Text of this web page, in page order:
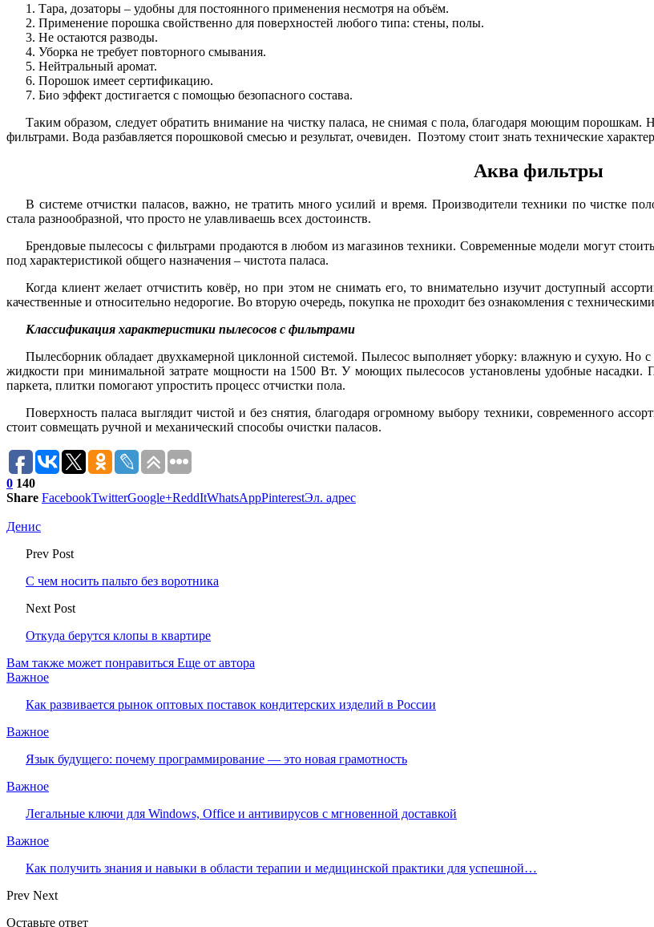
Тара, дозаторы – удобны для постоянного применения несмотря на объём.
Применение порошка свойственно для поверхностей любого типа: стены, полы.
Не остаются разводы.
Уборка не требует повторного смывания.
Нейтральный аромат.
Порошок имеет сертификацию.
Био эффект достигается с помощью безопасного состава.
Таким образом, следует обратить внимание на чистку паласа, не снимая с пола, благодаря моющим
фильтрами. Вода разбавляется порошковой смесью и результат, очевиден. Поэтому стоит знать технические
Аква фильтры
В системе отчистки паласов, важно, не тратить много усилий и время. Производители техники по чистке
стала разнообразной, что просто не улавливаешь всех достоинств.
Брендовые пылесосы с фильтрами продаются в любом из магазинов техники. Современные модели могут
под характеристикой общего назначения – чистота паласа.
Когда клиент желает отчистить ковёр, но при этом не снимать его, то внимательно изучит доступный
качественные и относительно недорогие. Во вторую очередь, покупка не проходит без ознакомления с
Классификация характеристики пылесосов с фильтрами
Пылесборник обладает двухкамерной циклонной системой. Пылесос выполняет уборку: влажную и сухую. Но
жидкости при минимальной затрате мощности на 1500 Вт. У моющих пылесосов установлены удобные насадки.
паркета, плитки помогают упростить процесс отчистки пола.
Поверхность паласа выглядит чистой и без снятия, благодаря огромному выбору техники, современного
стоит совмещать ручной и механический способы очистки паласов.
0 140
Share FacebookTwitterGoogle+ReddItWhatsAppPinterestЭл. адрес
Денис
Prev Post
С чем носить пальто без воротника
Next Post
Откуда берутся клопы в квартире
Вам также может понравиться Еще от автора
Важное
Как развивается рынок оптовых поставок кондитерских изделий в России
Важное
Язык будущего: почему программирование — это новая грамотность
Важное
Легальные ключи для Windows, Office и антивирусов с мгновенной доставкой
Важное
Как получить знания и навыки в области терапии и медицинской практики для успешной…
Prev Next
Оставьте ответ